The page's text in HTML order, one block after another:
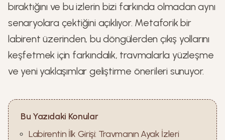
bıraktığını ve bu izlerin bizi farkında olmadan aynı
senaryolara çektiğini açıklıyor. Metaforik bir
labirent üzerinden, bu döngülerden çıkış yollarını
keşfetmek için farkındalık, travmalarla yüzleşme
ve yeni yaklaşımlar geliştirme önerileri sunuyor.
Bu Yazıdaki Konular
Labirentin İlk Girişi: Travmanın Ayak İzleri